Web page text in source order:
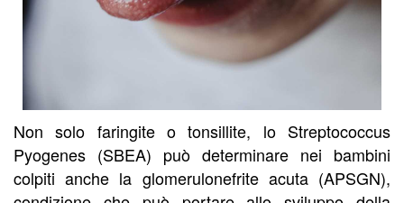
Non solo faringite o tonsillite, lo Streptococcus
Pyogenes (SBEA) può determinare nei bambini
colpiti anche la glomerulonefrite acuta (APSGN),